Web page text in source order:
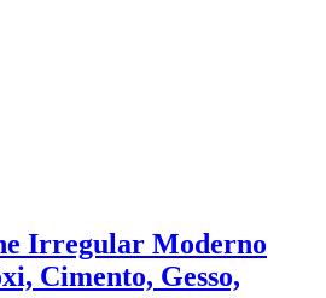
Irregular Moderno
Cimento, Gesso,